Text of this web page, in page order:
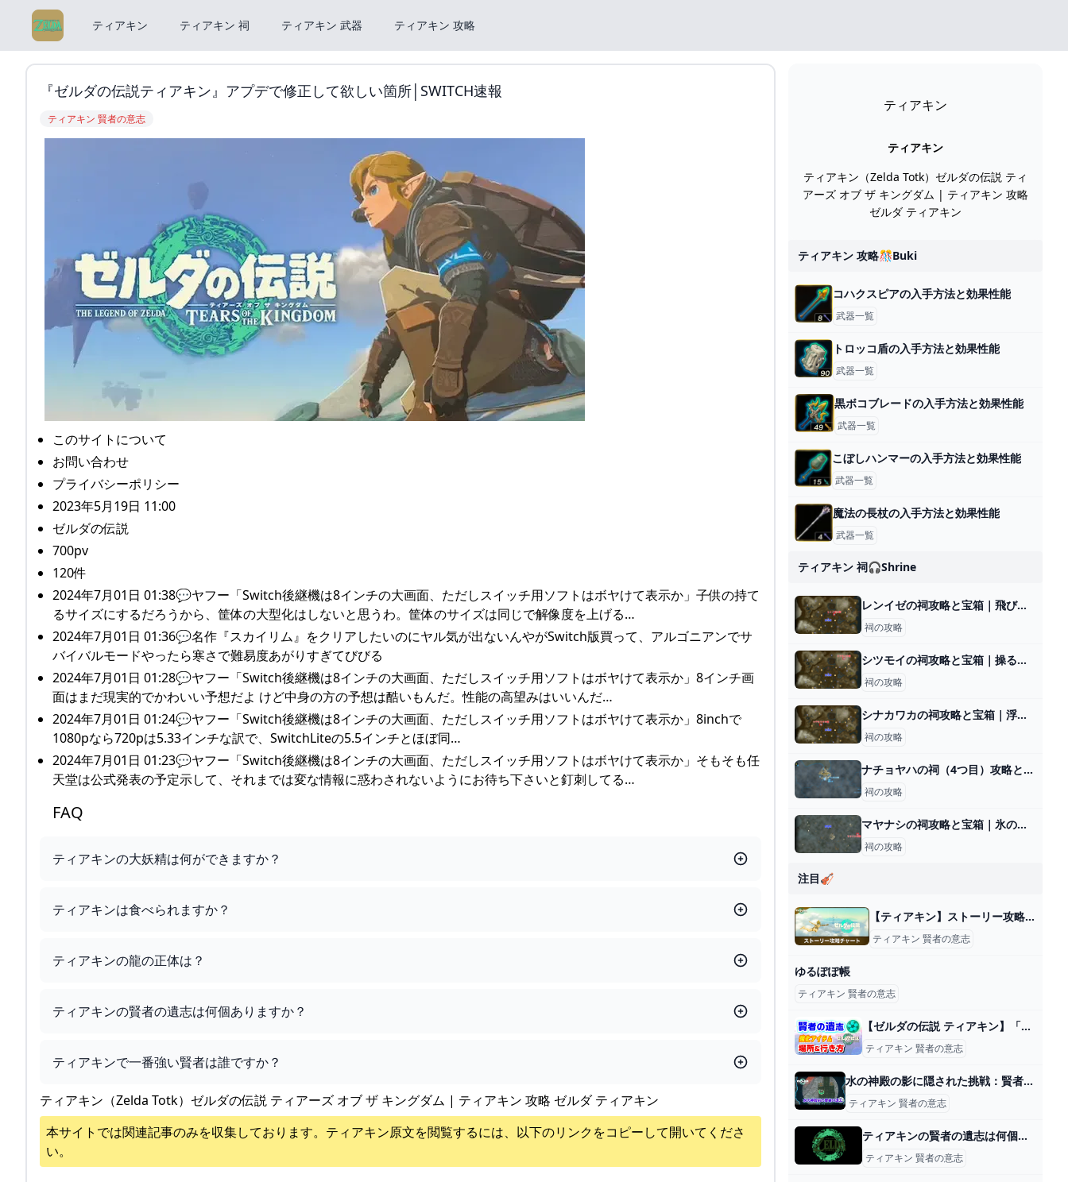
ティアキン ティアキン 祠 ティアキン 武器 ティアキン 攻略
『ゼルダの伝説ティアキン』アプデで修正して欲しい箇所│SWITCH速報
ティアキン 賢者の意志
このサイトについて
お問い合わせ
プライバシーポリシー
2023年5月19日 11:00
ゼルダの伝説
700pv
120件
2024年7月01日 01:38💬ヤフー「Switch後継機は8インチの大画面、ただしスイッチ用ソフトはボヤけて表示か」子供の持て
るサイズにするだろうから、筐体の大型化はしないと思うわ。筐体のサイズは同じで解像度を上げる…
2024年7月01日 01:36💬名作『スカイリム』をクリアしたいのにヤル気が出ないんやがSwitch版買って、アルゴニアンでサ
バイバルモードやったら寒さで難易度あがりすぎてびびる
2024年7月01日 01:28💬ヤフー「Switch後継機は8インチの大画面、ただしスイッチ用ソフトはボヤけて表示か」8インチ画
面はまだ現実的でかわいい予想だよ けど中身の方の予想は酷いもんだ。性能の高望みはいいんだ…
2024年7月01日 01:24💬ヤフー「Switch後継機は8インチの大画面、ただしスイッチ用ソフトはボヤけて表示か」8inchで
1080pなら720pは5.33インチな訳で、SwitchLiteの5.5インチとほぼ同…
2024年7月01日 01:23💬ヤフー「Switch後継機は8インチの大画面、ただしスイッチ用ソフトはボヤけて表示か」そもそも任
天堂は公式発表の予定示して、それまでは変な情報に惑わされないようにお待ち下さいと釘刺してる…
FAQ
ティアキンの大妖精は何ができますか？
ティアキンは食べられますか？
ティアキンの龍の正体は？
ティアキンの賢者の遺志は何個ありますか？
ティアキンで一番強い賢者は誰ですか？
ティアキン（Zelda Totk）ゼルダの伝説 ティアーズ オブ ザ キングダム | ティアキン 攻略 ゼルダ ティアキン
本サイトでは関連記事のみを収集しております。 ティアキン原文を閲覧するには、以下のリンクをコピーして開いてくださ
い。
ティアキン
ティアキン
ティアキン（Zelda Totk）ゼルダの伝説 ティ
アーズ オブ ザ キングダム | ティアキン 攻略
ゼルダ ティアキン
ティアキン 攻略🎊buki
コハクスピアの入手方法と効果性能
武器一覧
トロッコ盾の入手方法と効果性能
武器一覧
黒ボコブレードの入手方法と効果性能
武器一覧
こぼしハンマーの入手方法と効果性能
武器一覧
魔法の長杖の入手方法と効果性能
武器一覧
ティアキン 祠🎧shrine
レンイゼの祠攻略と宝箱｜飛び立つかたち
祠の攻略
シツモイの祠攻略と宝箱｜操るもの
祠の攻略
シナカワカの祠攻略と宝箱｜浮き上がるもの
祠の攻略
ナチョヤハの祠（4つ目）攻略と行き方｜戻る力
祠の攻略
マヤナシの祠攻略と宝箱｜氷の導き
祠の攻略
注目🎻
【ティアキン】ストーリー攻略チャートとおすすめ順番【ゼルダの伝説ティアーズオブザキングダム】 - アルテマ
ティアキン 賢者の意志
ゆるぽぽ帳
ティアキン 賢者の意志
【ゼルダの伝説 ティアキン】「賢者の遺志」の場所と行き方【ティアーズ オブ ザ キングダム】 - YouTube
ティアキン 賢者の意志
水の神殿の影に隠された挑戦：賢者の遺志の取得攻略法【ゼルダの伝説ティアーズオブザキングダム】 - YouTube
ティアキン 賢者の意志
ティアキンの賢者の遺志は何個ありますか？
ティアキン 賢者の意志